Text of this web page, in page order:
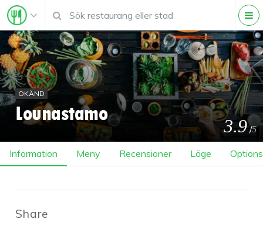
OKÄND
Lounastamo 3.9 /5
Information Meny Recensioner Läge Options
Share